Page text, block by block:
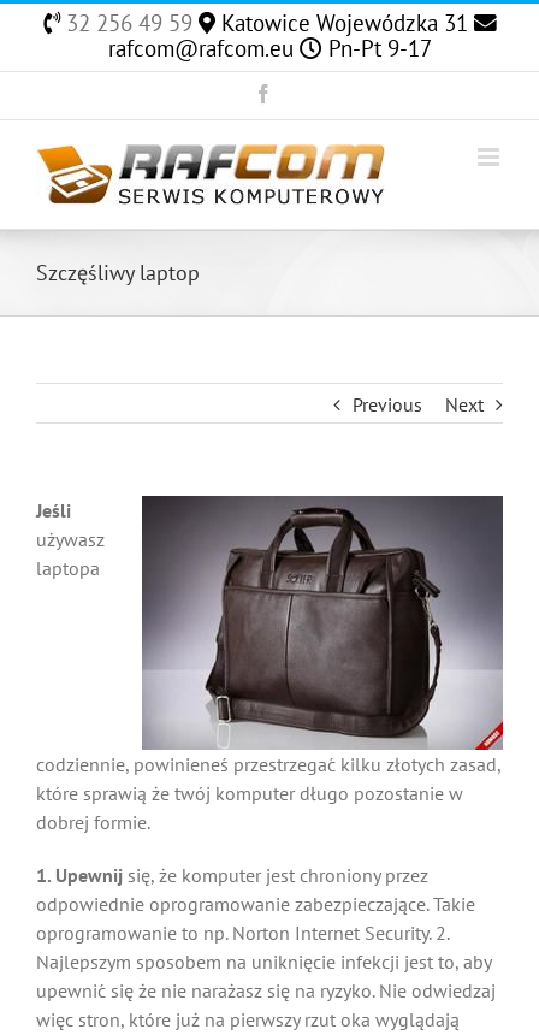
content
32 256 49 59
Katowice Wojewódzka 31
rafcom@rafcom.eu
Pn-Pt 9-17
Szczęśliwy laptop
Previous Next
Jeśli
używasz
laptopa
codziennie, powinieneś przestrzegać kilku złotych zasad,
które sprawią że twój komputer długo pozostanie w
dobrej formie.
1. Upewnij się, że komputer jest chroniony przez
odpowiednie oprogramowanie zabezpieczające. Takie
oprogramowanie to np. Norton Internet Security. 2.
Najlepszym sposobem na uniknięcie infekcji jest to, aby
upewnić się że nie narażasz się na ryzyko. Nie odwiedzaj
więc stron, które już na pierwszy rzut oka wyglądają